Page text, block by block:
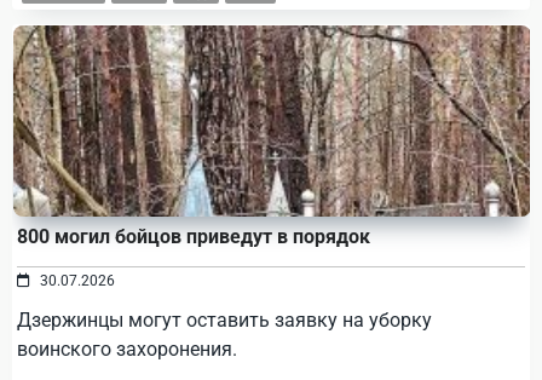
800 могил бойцов приведут в порядок
30.07.2026
Дзержинцы могут оставить заявку на уборку
воинского захоронения.